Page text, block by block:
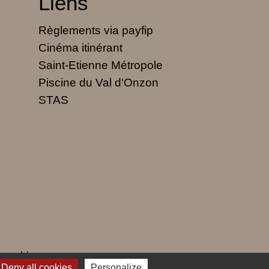
Règlements via payfip
Cinéma itinérant
Saint-Etienne Métropole
Piscine du Val d'Onzon
STAS